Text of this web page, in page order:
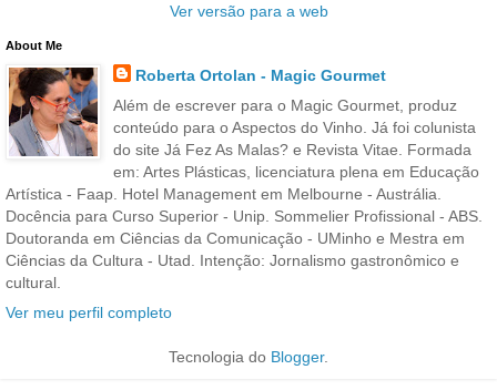
Ver versão para a web
About Me
Roberta Ortolan - Magic Gourmet
Além de escrever para o Magic Gourmet, produz
conteúdo para o Aspectos do Vinho. Já foi colunista
do site Já Fez As Malas? e Revista Vitae. Formada
em: Artes Plásticas, licenciatura plena em Educação
Artística - Faap. Hotel Management em Melbourne - Austrália.
Docência para Curso Superior - Unip. Sommelier Profissional - ABS.
Doutoranda em Ciências da Comunicação - UMinho e Mestra em
Ciências da Cultura - Utad. Intenção: Jornalismo gastronômico e
cultural.
Ver meu perfil completo
Tecnologia do Blogger.